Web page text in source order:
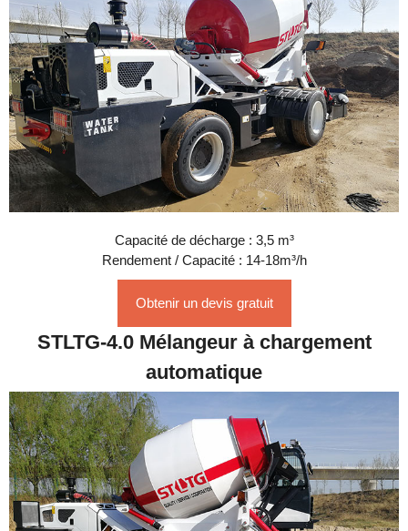
Capacité de décharge : 3,5 m³
Rendement / Capacité : 14-18m³/h
Obtenir un devis gratuit
STLTG-4.0 Mélangeur à chargement
automatique